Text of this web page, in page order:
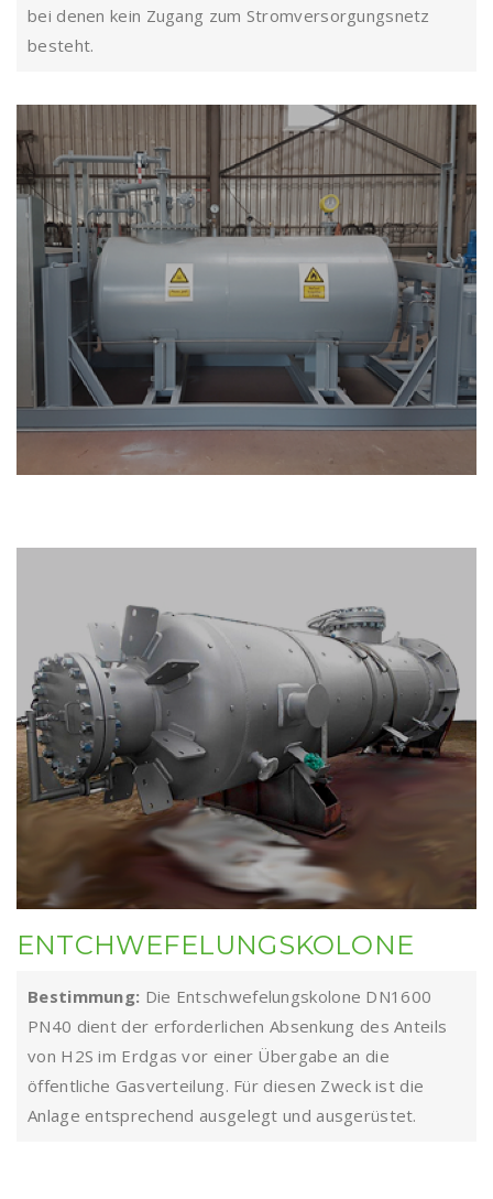
bei denen kein Zugang zum Stromversorgungsnetz
besteht.
ENTCHWEFELUNGSKOLONE
Bestimmung: Die Entschwefelungskolone DN1600
PN40 dient der erforderlichen Absenkung des Anteils
von H2S im Erdgas vor einer Übergabe an die
öffentliche Gasverteilung. Für diesen Zweck ist die
Anlage entsprechend ausgelegt und ausgerüstet.